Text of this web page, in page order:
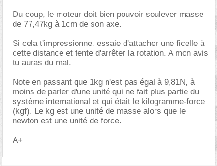
Du coup, le moteur doit bien pouvoir soulever masse
de 77,47kg à 1cm de son axe.
Si cela t'impressionne, essaie d'attacher une ficelle à
cette distance et tente d'arrêter la rotation. A mon avis
tu auras du mal.
Note en passant que 1kg n'est pas égal à 9,81N, à
moins de parler d'une unité qui ne fait plus partie du
système international et qui était le kilogramme-force
(kgf). Le kg est une unité de masse alors que le
newton est une unité de force.
A+